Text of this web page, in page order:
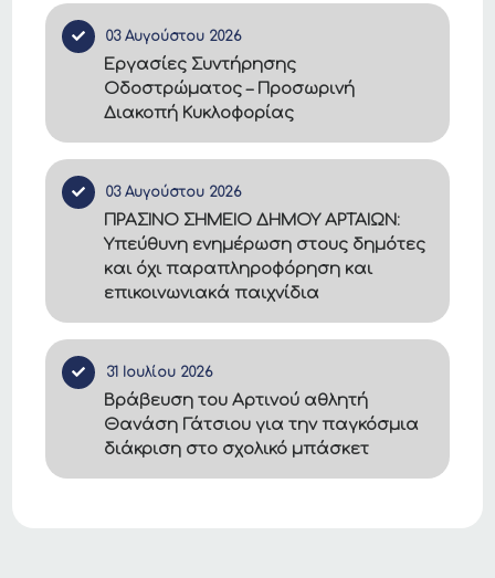
03 Αυγούστου 2026
Εργασίες Συντήρησης
Οδοστρώματος – Προσωρινή
Διακοπή Κυκλοφορίας
03 Αυγούστου 2026
ΠΡΑΣΙΝΟ ΣΗΜΕΙΟ ΔΗΜΟΥ ΑΡΤΑΙΩΝ:
Υπεύθυνη ενημέρωση στους δημότες
και όχι παραπληροφόρηση και
επικοινωνιακά παιχνίδια
31 Ιουλίου 2026
Βράβευση του Αρτινού αθλητή
Θανάση Γάτσιου για την παγκόσμια
διάκριση στο σχολικό μπάσκετ